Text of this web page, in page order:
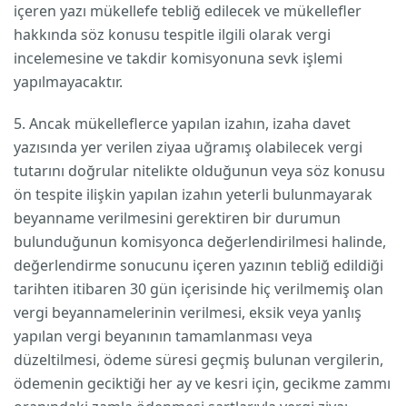
içeren yazı mükellefe tebliğ edilecek ve mükellefler
hakkında söz konusu tespitle ilgili olarak vergi
incelemesine ve takdir komisyonuna sevk işlemi
yapılmayacaktır.
5. Ancak mükelleflerce yapılan izahın, izaha davet
yazısında yer verilen ziyaa uğramış olabilecek vergi
tutarını doğrular nitelikte olduğunun veya söz konusu
ön tespite ilişkin yapılan izahın yeterli bulunmayarak
beyanname verilmesini gerektiren bir durumun
bulunduğunun komisyonca değerlendirilmesi halinde,
değerlendirme sonucunu içeren yazının tebliğ edildiği
tarihten itibaren 30 gün içerisinde hiç verilmemiş olan
vergi beyannamelerinin verilmesi, eksik veya yanlış
yapılan vergi beyanının tamamlanması veya
düzeltilmesi, ödeme süresi geçmiş bulunan vergilerin,
ödemenin geciktiği her ay ve kesri için, gecikme zammı